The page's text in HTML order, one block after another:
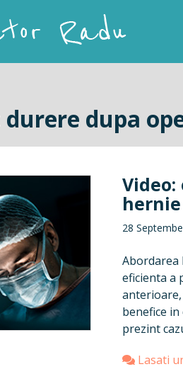
durere dupa
28
Abordarea
eficienta a
anterioare,
benefice
prezint
Lasati